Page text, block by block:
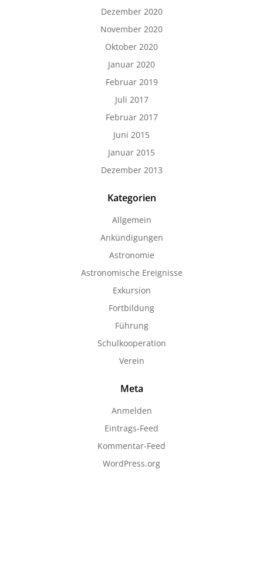
Dezember 2020
November 2020
Oktober 2020
Januar 2020
Februar 2019
Juli 2017
Februar 2017
Juni 2015
Januar 2015
Dezember 2013
Kategorien
Allgemein
Ankündigungen
Astronomie
Astronomische Ereignisse
Exkursion
Fortbildung
Führung
Schulkooperation
Verein
Meta
Anmelden
Eintrags-Feed
Kommentar-Feed
WordPress.org